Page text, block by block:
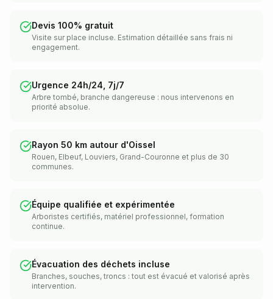
Devis 100% gratuit
Visite sur place incluse. Estimation détaillée sans frais ni
engagement.
Urgence 24h/24, 7j/7
Arbre tombé, branche dangereuse : nous intervenons en
priorité absolue.
Rayon 50 km autour d'Oissel
Rouen, Elbeuf, Louviers, Grand-Couronne et plus de 30
communes.
Équipe qualifiée et expérimentée
Arboristes certifiés, matériel professionnel, formation
continue.
Évacuation des déchets incluse
Branches, souches, troncs : tout est évacué et valorisé après
intervention.